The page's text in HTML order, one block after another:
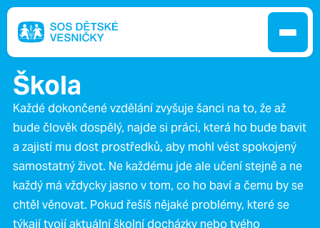
Škola
Každé dokončené vzdělání zvyšuje šanci na to, že až
bude člověk dospělý, najde si práci, která ho bude bavit
a zajistí mu dost prostředků, aby mohl vést spokojený
samostatný život. Ne každému jde ale učení stejně a ne
každý má vždycky jasno v tom, co ho baví a čemu by se
chtěl věnovat. Pokud řešíš nějaké problémy, které se
týkají tvojí aktuální školní docházky nebo tvého
Jak pomáháme
Pobočky